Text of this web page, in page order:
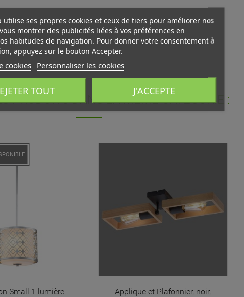
PRODUITS DANS LA MÊME CATÉGORIE :
Small 1 lumière
Applique et Plafonnier, noir,
add_circle_outlineCreate new list
LISTE D'ENVIES
LISTE D'ENVIES
utilise ses propres cookies et ceux de tiers pour améliorer nos
montrer des publicités liées à vos préférences en
habitudes de navigation. Pour donner votre consentement à
appuyez sur le bouton Accepter.
cookies Personnaliser les cookies
TOUT J'ACCEPTE